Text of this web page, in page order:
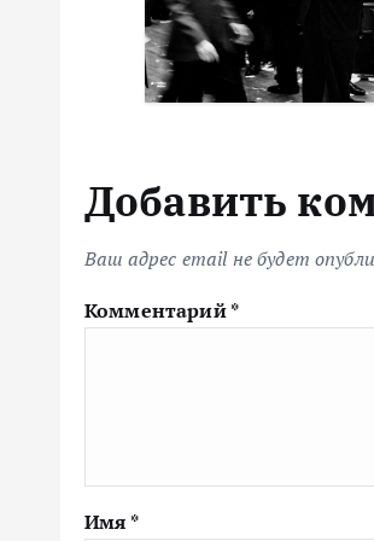
м
Добавить
Ваш адрес email не будет
Комментарий*
Имя *